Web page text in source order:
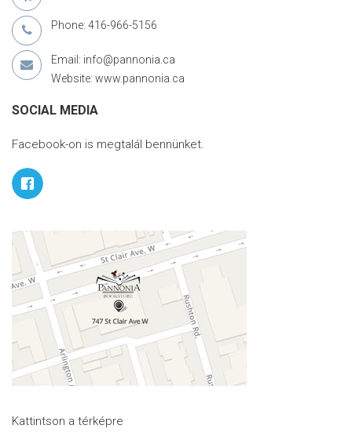
Phone: 416-966-5156
Email: info@pannonia.ca
Website: www.pannonia.ca
SOCIAL MEDIA
Facebook-on is megtalál bennünket.
Kattintson a térképre